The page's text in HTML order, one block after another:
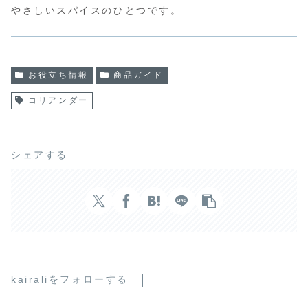
やさしいスパイスのひとつです。
お役立ち情報 商品ガイド
コリアンダー
シェアする
kairaliをフォローする